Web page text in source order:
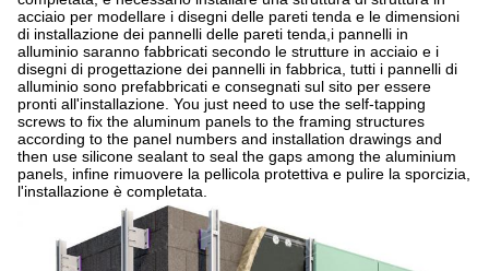
acciaio per modellare i disegni delle pareti tenda e le dimensioni
di installazione dei pannelli delle pareti tenda,i pannelli in
alluminio saranno fabbricati secondo le strutture in acciaio e i
disegni di progettazione dei pannelli in fabbrica, tutti i pannelli di
alluminio sono prefabbricati e consegnati sul sito per essere
pronti all'installazione. You just need to use the self-tapping
screws to fix the aluminum panels to the framing structures
according to the panel numbers and installation drawings and
then use silicone sealant to seal the gaps among the aluminium
panels, infine rimuovere la pellicola protettiva e pulire la sporcizia,
l'installazione è completata.